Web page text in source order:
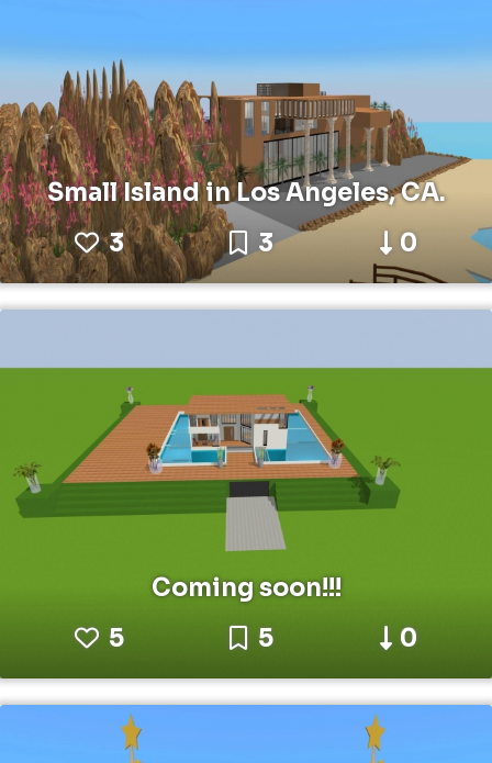
Small Island in Los Angeles, CA.
3
3 0
Coming soon!!!
5
5 0